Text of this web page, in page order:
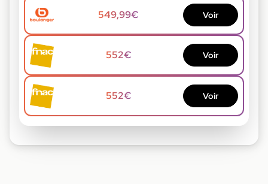
549,99€ Voir
552€ Voir
552€ Voir